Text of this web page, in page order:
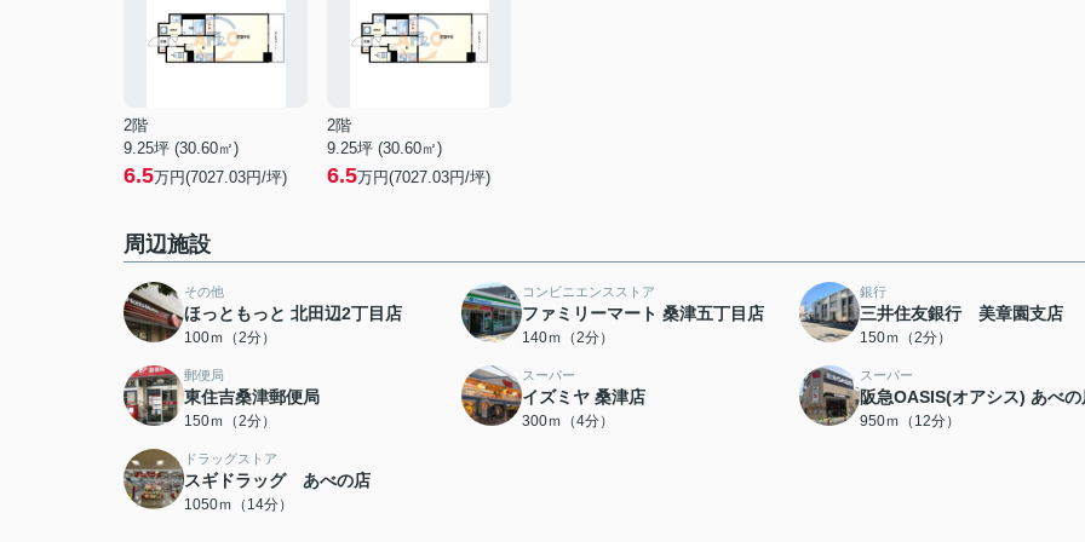
2階
9.25坪 (30.60㎡)
6.5万円(7027.03円/坪)
2階
9.25坪 (30.60㎡)
6.5万円(7027.03円/坪)
周辺施設
その他
ほっともっと 北田辺2丁目店
100ｍ（2分）
コンビニエンスストア
ファミリーマート 桑津五丁目店
140ｍ（2分）
銀行
三井住友銀行 美章園支店
150ｍ（2分）
郵便局
東住吉桑津郵便局
150ｍ（2分）
スーパー
イズミヤ 桑津店
300ｍ（4分）
スーパー
阪急OASIS(オアシス) あべの
950ｍ（12分）
ドラッグストア
スギドラッグ あべの店
1050ｍ（14分）